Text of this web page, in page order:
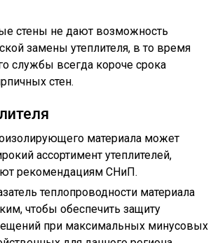
стены не дают возможность
замены утеплителя, в то время
службы всегда короче срока
стен.
материала может
ассортимент утеплителей,
рекомендациям СНиП.
теплопроводности материала
чтобы обеспечить защиту
при максимальных минусовых